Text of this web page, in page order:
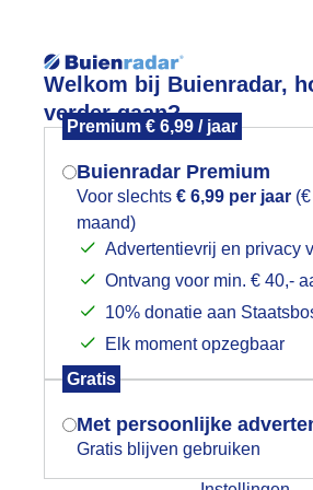
Welkom bij Buienradar,
verder gaan?
Premium € 6,99 / jaar
Buienradar Premium
Voor slechts € 6,99 per jaar
maand)
Advertentievrij en privacy
Ontvang voor min. € 40,-
10% donatie aan
Elk moment opzegbaar
Gratis
Met persoonlijke
Gratis blijven gebruiken
Lees meer.
Foto en video
komt een beste
Mogen we je locatie
het weer?
Indien je hier nog geen
gegeven, verschijnt er zo
je browser waarin deze
gevraagd wordt.